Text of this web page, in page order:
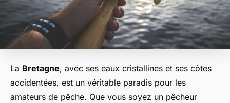
La Bretagne, avec ses eaux cristallines et ses côtes
accidentées, est un véritable paradis pour les
amateurs de pêche. Que vous soyez un pêcheur